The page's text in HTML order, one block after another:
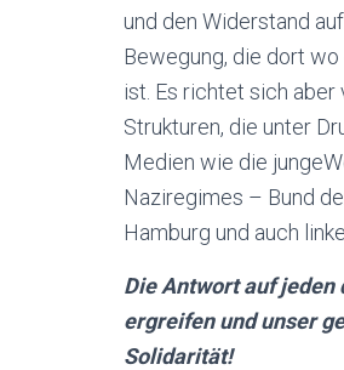
und den Widerstand
Bewegung, die dort
ist. Es richtet sich
Strukturen, die unter
Medien wie die
Naziregimes – Bund
Hamburg und auch
Die Antwort auf jeden
ergreifen und unser
Solidarität!